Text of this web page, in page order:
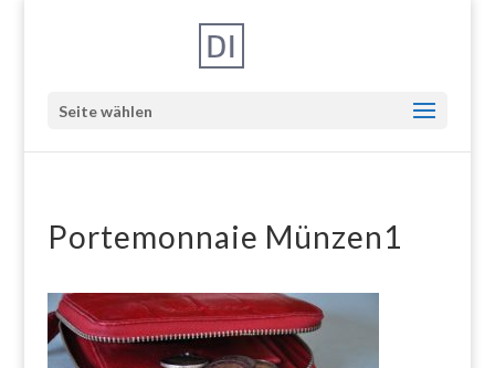
Seite wählen
Portemonnaie Münzen1